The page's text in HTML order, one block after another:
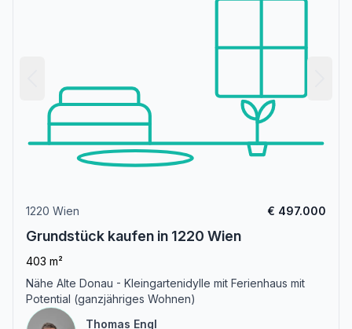
1220 Wien € 497.000
Grundstück kaufen in 1220 Wien
403 m²
Nähe Alte Donau - Kleingartenidylle mit Ferienhaus mit
Potential (ganzjähriges Wohnen)
Thomas Engl